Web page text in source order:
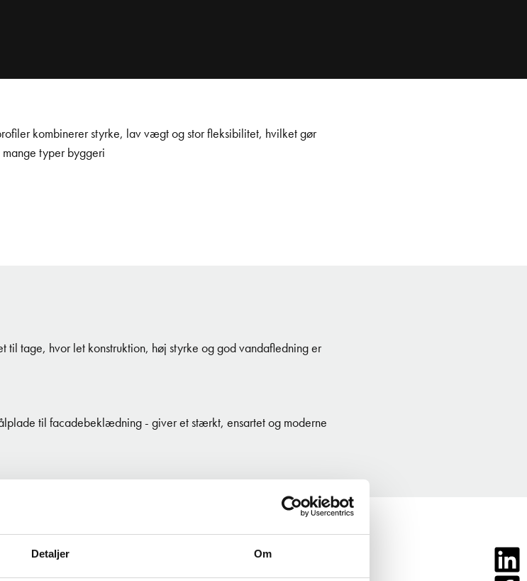
Detaljer Om
kombinerer styrke, lav vægt og stor fleksibilitet, hvilket gør
typer byggeri
til tage, hvor let konstruktion, høj styrke og god vandafledning er
til facadebeklædning - giver et stærkt, ensartet og moderne